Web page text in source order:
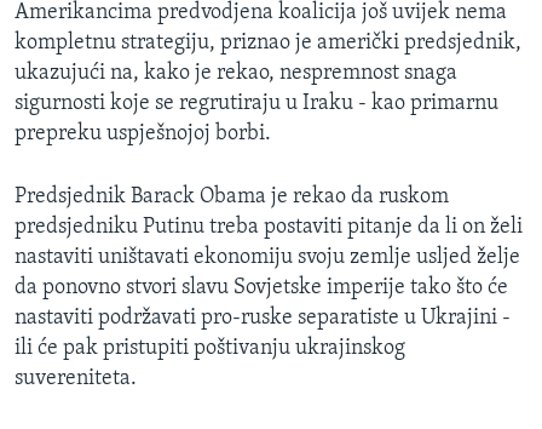
Amerikancima predvodjena koalicija još uvijek nema
kompletnu strategiju, priznao je američki predsjednik,
ukazujući na, kako je rekao, nespremnost snaga
sigurnosti koje se regrutiraju u Iraku - kao primarnu
prepreku uspješnojoj borbi.
Predsjednik Barack Obama je rekao da ruskom
predsjedniku Putinu treba postaviti pitanje da li on želi
nastaviti uništavati ekonomiju svoju zemlje usljed želje
da ponovno stvori slavu Sovjetske imperije tako što će
nastaviti podržavati pro-ruske separatiste u Ukrajini -
ili će pak pristupiti poštivanju ukrajinskog
suvereniteta.